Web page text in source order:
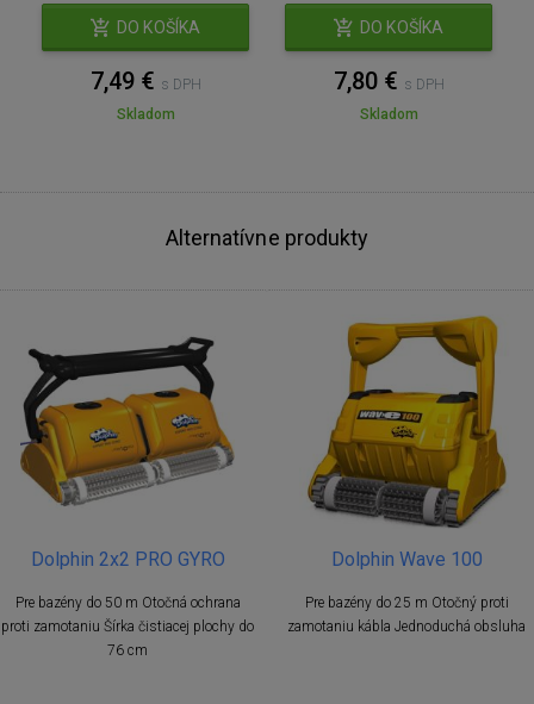
DO KOŠÍKA
7,49 € s DPH
Skladom
DO KOŠÍKA
7,80 € s DPH
Skladom
Alternatívne produkty
Dolphin 2x2 PRO GYRO
Pre bazény do 50 m Otočná ochrana
proti zamotaniu Šírka čistiacej plochy do
76 cm
Dolphin Wave 100
Pre bazény do 25 m Otočný proti
zamotaniu kábla Jednoduchá obsluha